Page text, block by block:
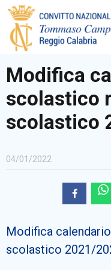
DOCUMENTAZIONE
BACHECA SINDACALE
Modifica
scolastico
scolastico
04/01/2022
Modifica
scolastico 2021/